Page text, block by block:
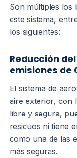
Son múltiples los
este sistema,
los siguientes:
Reducción
emisiones de
El sistema de
aire exterior, con
libre y segura,
residuos ni tiene
como una de las
más seguras.